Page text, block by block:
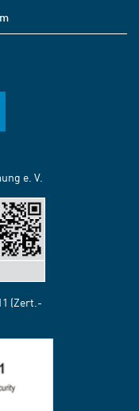
e. V.
(Zert.-